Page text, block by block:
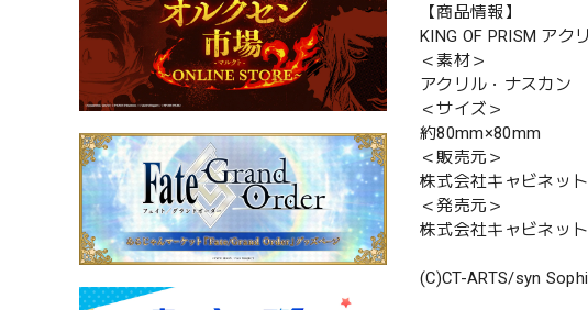
【商品情報】
KING OF PRISM アク
＜素材＞
アクリル・ナスカン
＜サイズ＞
約80mm×80mm
＜販売元＞
株式会社キャビネット
＜発売元＞
株式会社キャビネット
(C)CT-ARTS/syn